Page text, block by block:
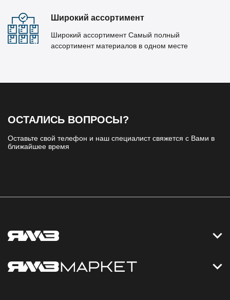
Широкий ассортимент
Широкий ассортимент Самый полный
ассортимент материалов в одном месте
ОСТАЛИСЬ ВОПРОСЫ?
Оставьте свой телефон и наш специалист свяжется с Вами в
ближайшее время
Контакты